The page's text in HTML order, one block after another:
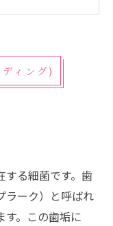
ィング)
する細菌です。歯
ラーク）と呼ばれ
す。この歯垢に